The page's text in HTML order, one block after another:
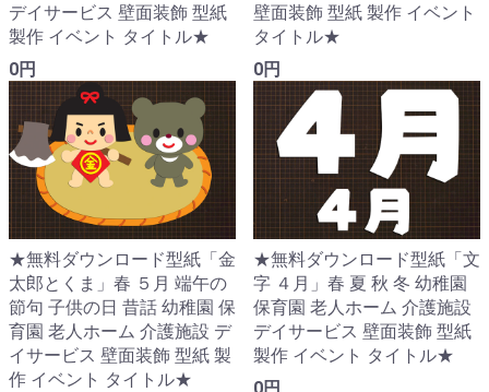
デイサービス 壁面装飾 型紙
製作 イベント タイトル★
0円
壁面装飾 型紙 製作 イベント
タイトル★
0円
★無料ダウンロード型紙「金
太郎とくま」春 ５月 端午の
節句 子供の日 昔話 幼稚園 保
育園 老人ホーム 介護施設 デ
イサービス 壁面装飾 型紙 製
作 イベント タイトル★
★無料ダウンロード型紙「文
字 ４月」春 夏 秋 冬 幼稚園
保育園 老人ホーム 介護施設
デイサービス 壁面装飾 型紙
製作 イベント タイトル★
0円